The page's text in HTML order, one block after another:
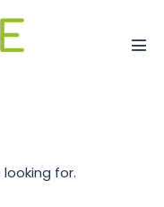
for.